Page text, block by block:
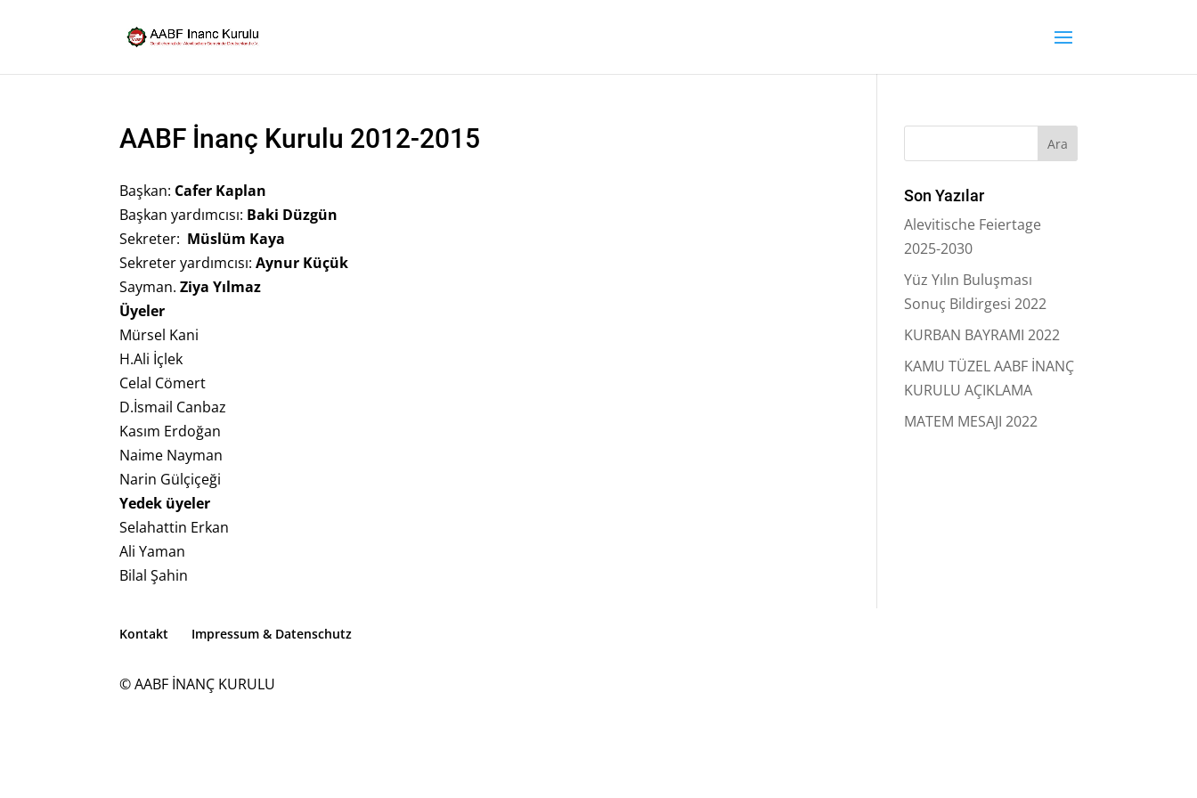
AABF İnanç Kurulu 2012-2015
Başkan: Cafer Kaplan
Başkan yardımcısı: Baki Düzgün
Sekreter: Müslüm Kaya
Sekreter yardımcısı: Aynur Küçük
Sayman.Ziya Yılmaz
Üyeler
Mürsel Kani
H.Ali İçlek
Celal Cömert
D.İsmail Canbaz
Kasım Erdoğan
Naime Nayman
Narin Gülçiçeği
Yedek üyeler
Selahattin Erkan
Ali Yaman
Bilal Şahin
Son Yazılar
Alevitische Feiertage
2025-2030
Yüz Yılın Buluşması
Sonuç Bildirgesi 2022
KURBAN BAYRAMI 2022
KAMU TÜZEL AABF İNANÇ
KURULU AÇIKLAMA
MATEM MESAJI 2022
Kontakt Impressum & Datenschutz
© AABF İNANÇ KURULU